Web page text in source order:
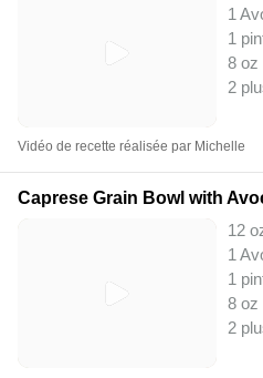
1
1
8 oz
2
Vidéo de recette réalisée par Michelle
Caprese Grain Bowl with
12
1
1
8 oz
2